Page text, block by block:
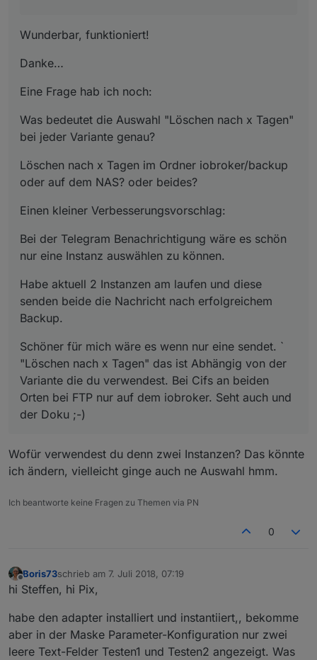
Wunderbar, funktioniert!
Danke…
Eine Frage hab ich noch:
Was bedeutet die Auswahl "Löschen nach x Tagen"
bei jeder Variante genau?
Löschen nach x Tagen im Ordner iobroker/backup
oder auf dem NAS? oder beides?
Einen kleiner Verbesserungsvorschlag:
Bei der Telegram Benachrichtigung wäre es schön
nur eine Instanz auswählen zu können.
Habe aktuell 2 Instanzen am laufen und diese
senden beide die Nachricht nach erfolgreichem
Backup.
Schöner für mich wäre es wenn nur eine sendet. `
"Löschen nach x Tagen" das ist Abhängig von der
Variante die du verwendest. Bei Cifs an beiden
Orten bei FTP nur auf dem iobroker. Seht auch und
der Doku ;-)
Wofür verwendest du denn zwei Instanzen? Das könnte
ich ändern, vielleicht ginge auch ne Auswahl hmm.
Ich beantworte keine Fragen zu Themen via PN
0
Offline
Boris73schrieb am 7. Juli 2018, 07:19
zuletzt editiert von
hi Steffen, hi Pix,
habe den adapter installiert und instantiiert,, bekomme
aber in der Maske Parameter-Konfiguration nur zwei
leere Text-Felder Testen1 und Testen2 angezeigt. Was